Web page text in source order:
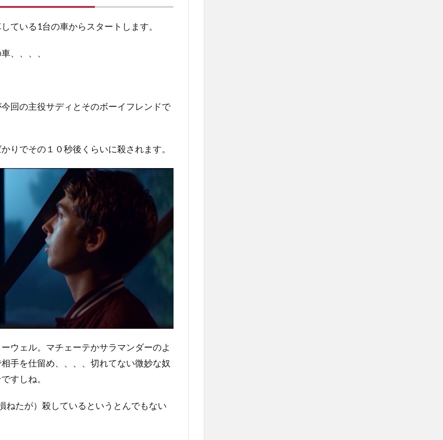
ている1台の車からスタートします。
、、、、
回の主役サディとそのボーイフレンドで
りでその１０秒後くらいに殺されます。
ウェル。マチェーテかサラマンダーのよ
手を仕留め、、、、切れてない微妙な奴
すしね。
ねたが）殺しているというとんでもない